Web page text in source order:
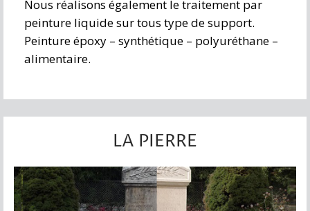
Nous réalisons également le traitement par
peinture liquide sur tous type de support.
Peinture époxy – synthétique – polyuréthane –
alimentaire.
LA PIERRE